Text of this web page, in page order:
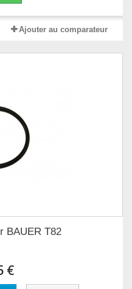
Ajouter au comparateur
BAUER T82
€